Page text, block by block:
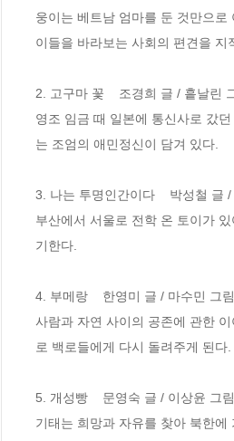
웅이는 베트남 엄마를 둔 것만으
이들을 바라보는 사회의 편견을 지
2. 고구마 꽃    조경희 글 / 흩날린
영조 임금 때 일본에 통신사로 갔
는 조엄의 애민정신이 담겨 있다.
3. 나는 투명인간이다    박성철 글 /
부산에서 서울로 전학 온 토이가
기한다.
4. 부메랑    한영미 글 / 마수민 그림
사람과 자연 사이의 공존에 관한
로 백로들에게 다시 돌려주게 된다.
5. 개성빵    문영숙 글 / 이상윤 그림
기태는 희망과 자유를 찾아 북한